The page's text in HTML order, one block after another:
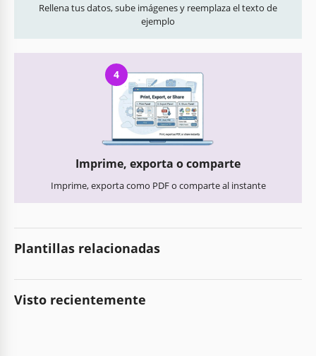
Rellena tus datos, sube imágenes y reemplaza el texto de
ejemplo
4
Imprime, exporta o comparte
Imprime, exporta como PDF o comparte al instante
Plantillas relacionadas
Visto recientemente